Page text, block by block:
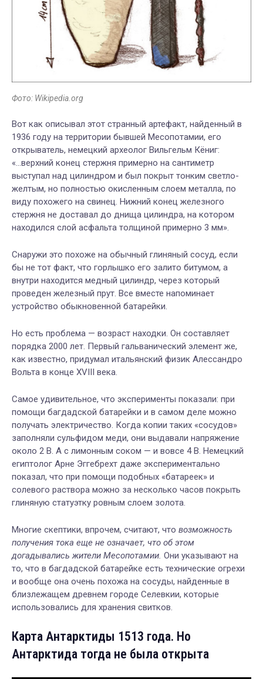
Фото: Wikipedia.org
Вот как описывал этот странный артефакт, найденный в
1936 году на территории бывшей Месопотамии, его
открыватель, немецкий археолог Вильгельм Кёниг:
«...верхний конец стержня примерно на сантиметр
выступал над цилиндром и был покрыт тонким светло-
желтым, но полностью окисленным слоем металла, по
виду похожего на свинец. Нижний конец железного
стержня не доставал до днища цилиндра, на котором
находился слой асфальта толщиной примерно 3 мм».
Снаружи это похоже на обычный глиняный сосуд, если
бы не тот факт, что горлышко его залито битумом, а
внутри находится медный цилиндр, через который
проведен железный прут. Все вместе напоминает
устройство обыкновенной батарейки.
Но есть проблема — возраст находки. Он составляет
порядка 2000 лет. Первый гальванический элемент же,
как известно, придумал итальянский физик Алессандро
Вольта в конце XVIII века.
Самое удивительное, что эксперименты показали: при
помощи багдадской батарейки и в самом деле можно
получать электричество. Когда копии таких «сосудов»
заполняли сульфидом меди, они выдавали напряжение
около 2 В. А с лимонным соком — и вовсе 4 В. Немецкий
египтолог Арне Эггебрехт даже экспериментально
показал, что при помощи подобных «батареек» и
солевого раствора можно за несколько часов покрыть
глиняную статуэтку ровным слоем золота.
Многие скептики, впрочем, считают, что возможность
получения тока еще не означает, что об этом
догадывались жители Месопотамии. Они указывают на
то, что в багдадской батарейке есть технические огрехи
и вообще она очень похожа на сосуды, найденные в
близлежащем древнем городе Селевкии, которые
использовались для хранения свитков.
Карта Антарктиды 1513 года. Но
Антарктида тогда не была открыта